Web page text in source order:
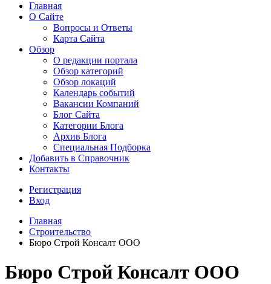
Главная
О Сайте
Вопросы и Ответы
Карта Сайта
Обзор
О редакции портала
Обзор категорий
Обзор локаций
Календарь событий
Вакансии Компаний
Блог Сайта
Категории Блога
Архив Блога
Специальная Подборка
Добавить в Справочник
Контакты
Регистрация
Вход
Главная
Строительство
Бюро Строй Консалт ООО
Бюро Строй Консалт ООО